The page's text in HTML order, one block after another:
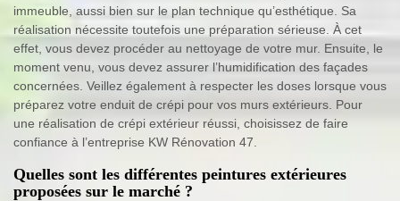
immeuble, aussi bien sur le plan technique qu’esthétique. Sa
réalisation nécessite toutefois une préparation sérieuse. À cet
effet, vous devez procéder au nettoyage de votre mur. Ensuite, le
moment venu, vous devez assurer l’humidification des façades
concernées. Veillez également à respecter les doses lorsque vous
préparez votre enduit de crépi pour vos murs extérieurs. Pour
une réalisation de crépi extérieur réussi, choisissez de faire
confiance à l’entreprise KW Rénovation 47.
Quelles sont les différentes peintures extérieures
proposées sur le marché ?